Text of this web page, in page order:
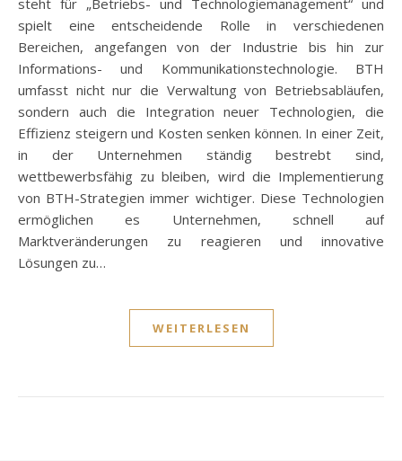
steht für „Betriebs- und Technologiemanagement“ und
spielt eine entscheidende Rolle in verschiedenen
Bereichen, angefangen von der Industrie bis hin zur
Informations- und Kommunikationstechnologie. BTH
umfasst nicht nur die Verwaltung von Betriebsabläufen,
sondern auch die Integration neuer Technologien, die
Effizienz steigern und Kosten senken können. In einer Zeit,
in der Unternehmen ständig bestrebt sind,
wettbewerbsfähig zu bleiben, wird die Implementierung
von BTH-Strategien immer wichtiger. Diese Technologien
ermöglichen es Unternehmen, schnell auf
Marktveränderungen zu reagieren und innovative
Lösungen zu…
WEITERLESEN